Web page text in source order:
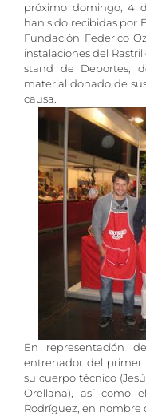
próximo domingo, 4
han sido recibidas por
Fundación Federico
instalaciones del
stand de Deportes,
material donado de
causa.
En representación
entrenador del primer
su cuerpo técnico
Orellana), así como
Rodríguez, en nombre